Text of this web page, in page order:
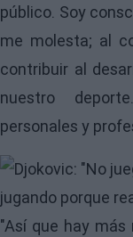
público. Soy
me molesta; al
contribuir al
nuestro
personales y
Image
"Así que hay más